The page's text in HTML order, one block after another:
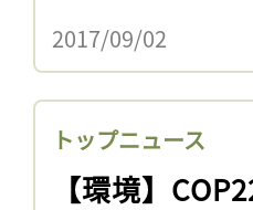
2017/09/02
トップニュース
【環境】